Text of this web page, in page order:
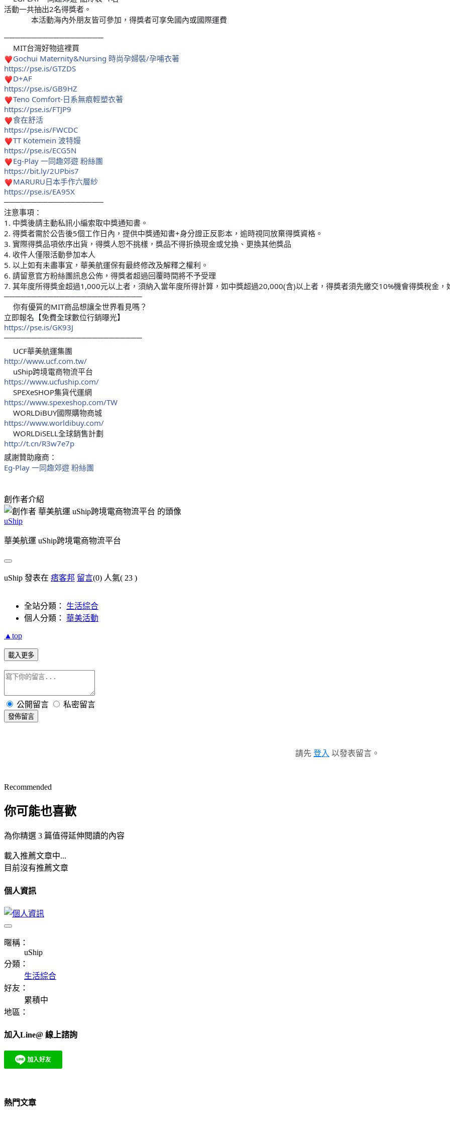
活動一共抽出2名得獎者。
本活動海內外朋友皆可參加，得獎者可享免國內或國際運費
──────────────────
MIT台灣好物這裡買
♥Gochui Maternity&Nursing 時尚孕婦裝/孕哺衣著
https://pse.is/GTZDS
♥D+AF
https://pse.is/GB9HZ
♥Teno Comfort-日系無痕輕塑衣著
https://pse.is/FTJP9
♥食在舒活
https://pse.is/FWCDC
♥TT Kotemein 波特嫚
https://pse.is/ECG5N
♥Eg-Play 一同趣郊遊 粉絲團
https://bit.ly/2UPbis7
♥MARURU日本手作六層紗
https://pse.is/EA95X
──────────────────
注意事項：
1. 中獎後請主動私訊小編索取中獎通知書。
2. 得獎者需於公告後5個工作日內，提供中獎通知書+身分證正反影本，逾時視同放棄得獎資格。
3. 實際得獎品項依序出貨，得獎人恕不挑樣，獎品不得折換現金或兌換、更換其他獎品
4. 收件人僅限活動參加本人
5. 以上如有未盡事宜，華美航運保有最終修改及解釋之權利。
6. 請留意官方粉絲團訊息公佈，得獎者超過回覆時間將不予受理
7. 其年度所得獎金超過1,000元以上者，須納入當年度所得計算，如中獎超過20,000(含)以上者，得獎者須先繳交10%機會得獎稅金，
─────────────────────────
🇹🇼
你有優質的MIT商品想讓全世界看見嗎？
立即報名【免費全球數位行銷曝光】
https://pse.is/GK93J
─────────────────────────
UCF華美航運集團
http://www.ucf.com.tw/
uShip跨境電商物流平台
https://www.ucfuship.com/
SPEXeSHOP集貨代運網
https://www.spexeshop.com/TW️️
WORLDiBUY國際購物商城
https://www.worldibuy.com/
WORLDiSELL全球銷售計劃
http://t.cn/R3w7e7p
感謝贊助廠商：
Eg-Play 一同趣郊遊 粉絲團
創作者介紹
uShip
華美航運 uShip跨境電商物流平台
uShip 發表在 痞客邦 留言(0) 人氣( 23 )
全站分類： 生活綜合
個人分類： 華美活動
▲top
載入更多
公開留言 私密留言
發佈留言
請先 登入 以發表留言。
Recommended
你可能也喜歡
為你精選 3 篇值得延伸閱讀的內容
載入推薦文章中...
目前沒有推薦文章
個人資訊
暱稱：
uShip
分類：
生活綜合
好友：
累積中
地區：
加入Line@ 線上諮詢
熱門文章